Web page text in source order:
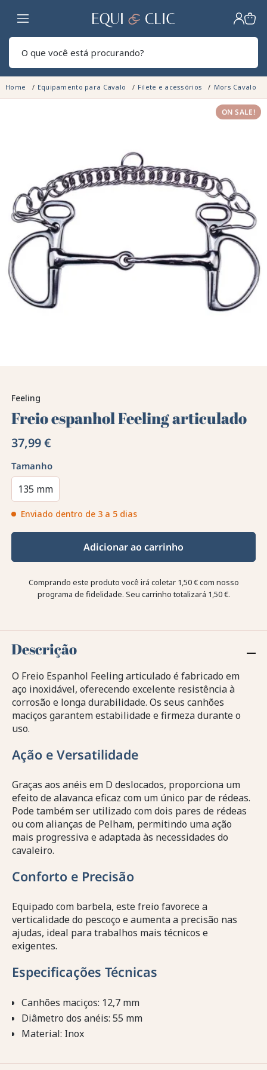
Lar
Home Equipamento para Cavalo Filete e acessórios Mors Cavalo
ON SALE!
Feeling
Freio espanhol Feeling articulado
37,99 €
Tamanho
135 mm
Enviado dentro de 3 a 5 dias
Adicionar ao carrinho
Comprando este produto você irá coletar 1,50 €com nosso
programa de fidelidade. Seu carrinho totalizará 1,50 €.
Descrição
O Freio Espanhol Feeling articulado é fabricado em
aço inoxidável, oferecendo excelente resistência à
corrosão e longa durabilidade. Os seus canhões
maciços garantem estabilidade e firmeza durante o
uso.
Ação e Versatilidade
Graças aos anéis em D deslocados, proporciona um
efeito de alavanca eficaz com um único par de rédeas.
Pode também ser utilizado com dois pares de rédeas
ou com alianças de Pelham, permitindo uma ação
mais progressiva e adaptada às necessidades do
cavaleiro.
Conforto e Precisão
Equipado com barbela, este freio favorece a
verticalidade do pescoço e aumenta a precisão nas
ajudas, ideal para trabalhos mais técnicos e
exigentes.
Especificações Técnicas
Canhões maciços: 12,7 mm
Diâmetro dos anéis: 55 mm
Material: Inox